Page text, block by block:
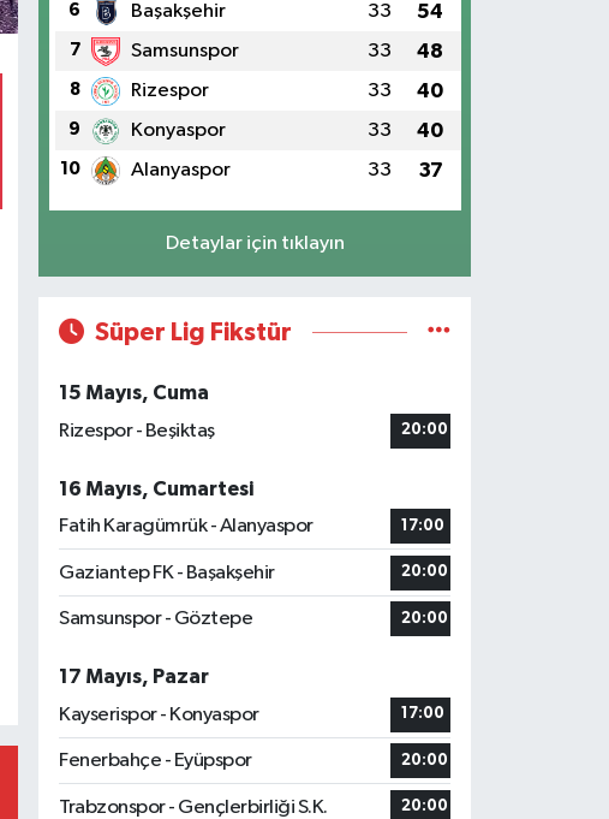
6 Başakşehir 33 54
7 Samsunspor 33 48
8 Rizespor 33 40
9 Konyaspor 33 40
10 Alanyaspor 33 37
Detaylar için tıklayın
Süper Lig Fikstür
15 Mayıs, Cuma
Rizespor - Beşiktaş
20:00
16 Mayıs, Cumartesi
Fatih Karagümrük - Alanyaspor
17:00
Gaziantep FK - Başakşehir 20:00
Samsunspor - Göztepe 20:00
17 Mayıs, Pazar
Kayserispor - Konyaspor
17:00
Fenerbahçe - Eyüpspor 20:00
Trabzonspor - Gençlerbirliği S.K. 20:00